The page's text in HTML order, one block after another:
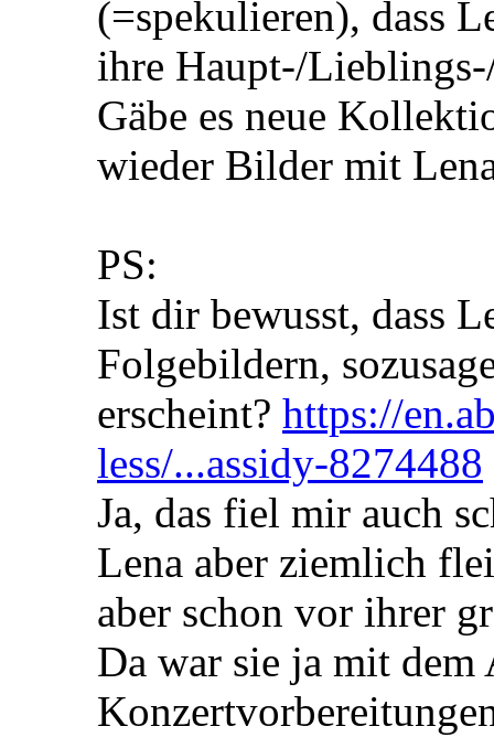
(=spekulieren), dass
ihre Haupt-/
Gäbe es neue
wieder Bilder mit
PS:
Ist dir bewusst, dass
Folgebildern,
erscheint? https://
less/...assidy-8274488
Ja, das fiel mir auch
Lena aber ziemlich
aber schon vor ihrer
Da war sie ja mit dem